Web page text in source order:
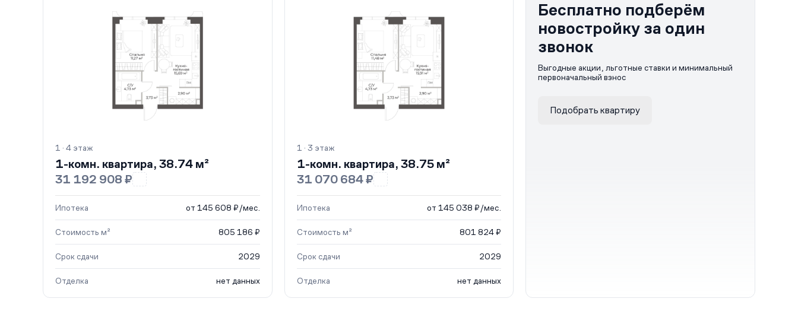
1 · 4 этаж
1-комн. квартира, 38.74 м²
31 192 908 ₽
Ипотека от 145 608 ₽/мес.
Стоимость м² 805 186 ₽
Срок сдачи 2029
Отделка нет данных
1 · 3 этаж
1-комн. квартира, 38.75 м²
31 070 684 ₽
Ипотека от 145 038 ₽/мес.
Стоимость м² 801 824 ₽
Срок сдачи 2029
Отделка нет данных
Бесплатно подберём
новостройку за один
звонок
Выгодные акции, льготные ставки и минимальный
первоначальный взнос
Подобрать квартиру